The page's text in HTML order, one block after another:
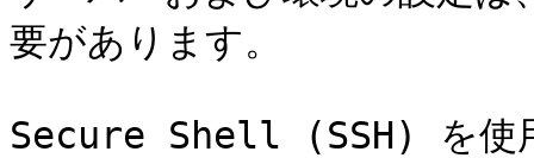
要があります。
Secure Shell (SSH) を使用